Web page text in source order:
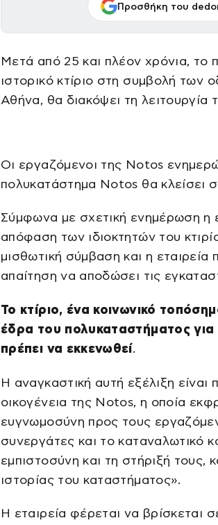
Προσθήκη του
Μετά από 25 και πλέον χρόνια,
ιστορικό κτίριο στη συμβολή των
Αθήνα, θα διακόψει τη λειτουργία
Οι εργαζόμενοι της Notos
πολυκατάστημα Notos θα κλείσει
Σύμφωνα με σχετική ενημέρωση η
απόφαση των ιδιοκτητών του
μισθωτική σύμβαση και η
απαίτηση να αποδώσει τις
Το κτίριο, ένα κοινωνικό
έδρα του πολυκαταστήματος
πρέπει να εκκενωθεί.
Η αναγκαστική αυτή εξέλιξη
οικογένεια της Notos, η οποία
ευγνωμοσύνη προς τους
συνεργάτες και το καταναλωτικό
εμπιστοσύνη και τη στήριξή τους,
ιστορίας του καταστήματος».
Η εταιρεία φέρεται να βρίσκεται